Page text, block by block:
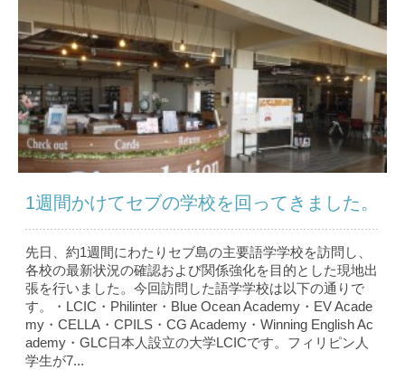
1週間かけてセブの学校を回ってきました。
先日、約1週間にわたりセブ島の主要語学学校を訪問し、
各校の最新状況の確認および関係強化を目的とした現地出
張を行いました。今回訪問した語学学校は以下の通りで
す。・LCIC・Philinter・Blue Ocean Academy・EV Acade
my・CELLA・CPILS・CG Academy・Winning English Ac
ademy・GLC日本人設立の大学LCICです。フィリピン人
学生が7...